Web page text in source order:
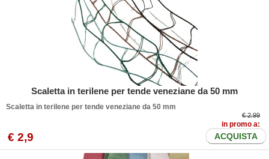
Scaletta in terilene per tende veneziane da 50 mm
Scaletta in terilene per tende veneziane da 50 mm
€ 2.99
in promo a:
€ 2,9 ACQUISTA